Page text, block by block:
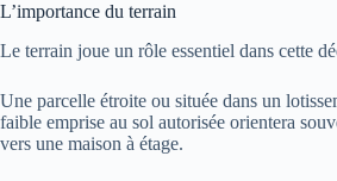
L’importance du terrain
Le terrain joue un rôle essentiel dans cette
Une parcelle étroite ou située dans un
faible emprise au sol autorisée orientera
vers une maison à étage.